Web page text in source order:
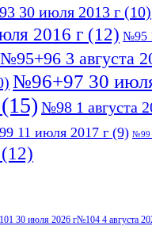
30 июля 2013 г (10)
2016 г (12) №95
№95+96 3 августа
№96+97 30
(15) №98 1 августа
11 июля 2017 г (9) №99
(12)
30 июля 2026 г№104 4 августа